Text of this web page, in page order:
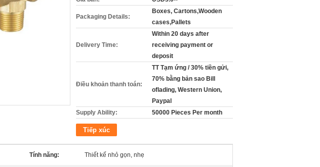
Packaging Details:
Boxes, Cartons,Wooden
cases,Pallets
Delivery Time:
Within 20 days after
receiving payment or
deposit
Điều khoản thanh toán:
TT Tạm ứng / 30% tiền gửi,
70% bằng bản sao Bill
oflading, Western Union,
Paypal
Supply Ability:
50000 Pieces Per month
Tiếp xúc
Tính năng: Thiết kế nhỏ gọn, nhẹ